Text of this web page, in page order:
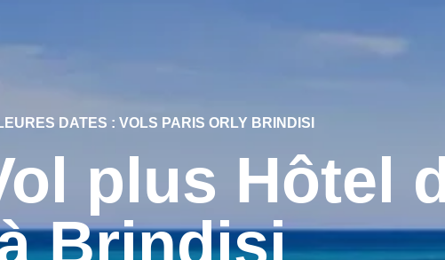
DATES : VOLS PARIS ORLY BRINDISI
plus Hôtel
Brindisi